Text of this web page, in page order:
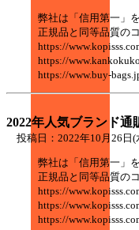
弊社は「信用第一」
正規品と同等品質の
https://
https://
https://www.buy-
2022年人気ブランド通
投稿日：2022年10月26日
弊社は「信用第一」
正規品と同等品質の
https://
https://
https://